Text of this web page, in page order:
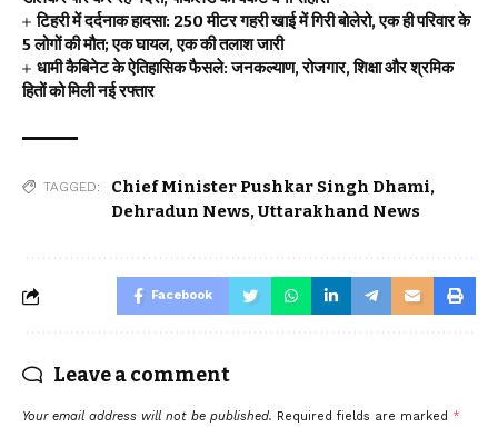
टिहरी में दर्दनाक हादसा: 250 मीटर गहरी खाई में गिरी बोलेरो, एक ही परिवार के
5 लोगों की मौत; एक घायल, एक की तलाश जारी
धामी कैबिनेट के ऐतिहासिक फैसले: जनकल्याण, रोजगार, शिक्षा और श्रमिक
हितों को मिली नई रफ्तार
TAGGED: Chief Minister Pushkar Singh Dhami,
Dehradun News,Uttarakhand News
Facebook
Leave a comment
Your email address will not be published. Required fields are marked *